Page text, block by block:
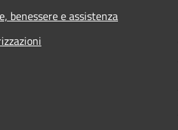
benessere e assistenza